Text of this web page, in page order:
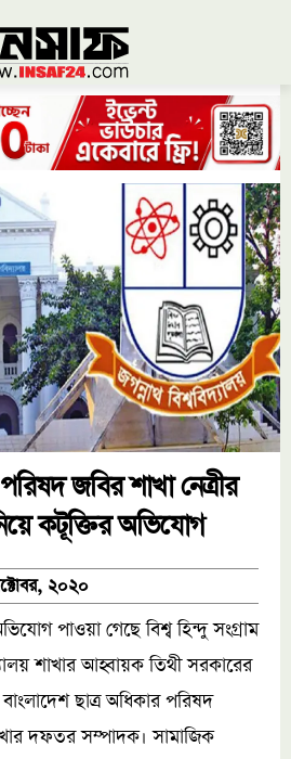
জবির শাখা নেত্রীর
কটূক্তির অভিযোগ
২০২০
পাওয়া গেছে বিশ্ব হিন্দু সংগ্রাম
শাখার আহ্বায়ক তিথী সরকারের
ছাত্র অধিকার পরিষদ
দফতর সম্পাদক। সামাজিক